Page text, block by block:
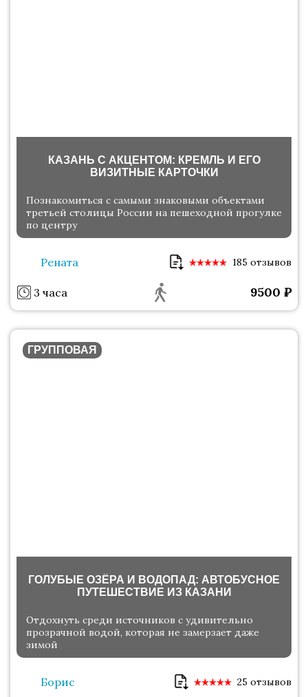
КАЗАНЬ С АКЦЕНТОМ: КРЕМЛЬ И ЕГО
ВИЗИТНЫЕ КАРТОЧКИ
Познакомиться с самыми знаковыми объектами
третьей столицы России на пешеходной прогулке
по центру
Рената 185 отзывов
3 часа 9500 ₽
ГРУППОВАЯ
ГОЛУБЫЕ ОЗЁРА И ВОДОПАД: АВТОБУСНОЕ
ПУТЕШЕСТВИЕ ИЗ КАЗАНИ
Отдохнуть среди источников с удивительно
прозрачной водой, которая не замерзает даже
зимой
Борис 25 отзывов